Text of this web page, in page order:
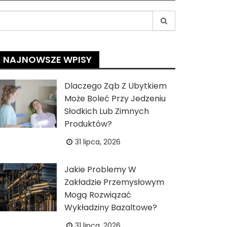
NAJNOWSZE WPISY
Dlaczego Ząb Z Ubytkiem
Może Boleć Przy Jedzeniu
Słodkich Lub Zimnych
Produktów?
31 lipca, 2026
Jakie Problemy W
Zakładzie Przemysłowym
Mogą Rozwiązać
Wykładziny Bazaltowe?